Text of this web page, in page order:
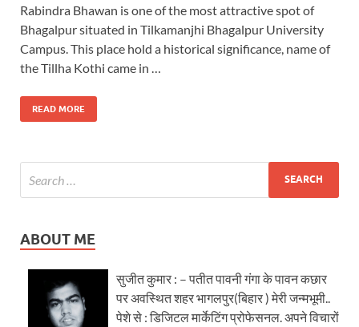
Rabindra Bhawan is one of the most attractive spot of
Bhagalpur situated in Tilkamanjhi Bhagalpur University
Campus. This place hold a historical significance, name of
the Tillha Kothi came in …
READ MORE
ABOUT ME
सुजीत कुमार : – पतीत पावनी गंगा के पावन कछार
पर अवस्थित शहर भागलपुर(बिहार ) मेरी जन्मभूमी..
पेशे से : डिजिटल मार्केटिंग प्रोफेसनल. अपने विचारों